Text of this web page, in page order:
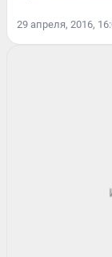
29 апреля, 2016,